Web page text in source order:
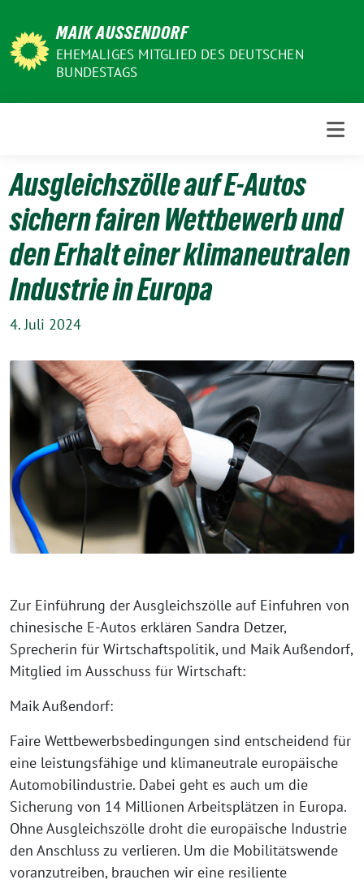
zum
Inhalt
MAIK AUSSENDORF
EHEMALIGES MITGLIED DES DEUTSCHEN
BUNDESTAGS
Ausgleichszölle auf E-Autos
sichern fairen Wettbewerb und
den Erhalt einer klimaneutralen
Industrie in Europa
4. Juli 2024
Zur Einführung der Ausgleichszölle auf Einfuhren von
chinesische E-Autos erklären Sandra Detzer,
Sprecherin für Wirtschaftspolitik, und Maik Außendorf,
Mitglied im Ausschuss für Wirtschaft:
Maik Außendorf:
Faire Wettbewerbsbedingungen sind entscheidend für
eine leistungsfähige und klimaneutrale europäische
Automobilindustrie. Dabei geht es auch um die
Sicherung von 14 Millionen Arbeitsplätzen in Europa.
Ohne Ausgleichszölle droht die europäische Industrie
den Anschluss zu verlieren. Um die Mobilitätswende
voranzutreiben, brauchen wir eine resiliente